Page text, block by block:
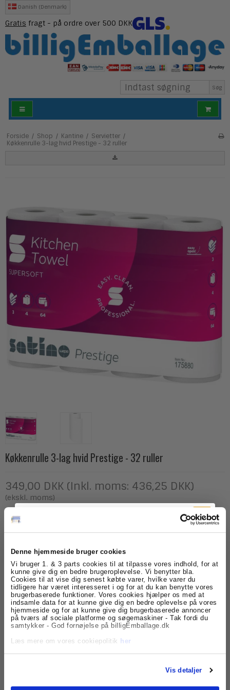
Denne hjemmeside bruger cookies
Vi bruger 1. & 3 parts cookies til at tilpasse vores indhold, for at
kunne give dig en bedre brugeroplevelse. Vi benytter bla.
Cookies til at vise dig senest købte varer, hvilke varer du
tidligere har været interesseret i og for at du kan benytte vores
brugerbaserede funktioner. Vores cookies hjælper os med at
indsamle data for at kunne give dig en bedre oplevelse på vores
hjemmeside og for at kunne give dig brugerbaserede annoncer
på tværs af sociale platforme og søgemaskiner - Tak fordi du
samtykker - God fornøjelse på billigEmballage.dk
Læs mere om vores cookiepolitik
her
Vis detaljer
Danish (Denmark)
Gratis fragt - på ordre over 500 DKK
Søg
Forside / Shop / Kantine / Servietter /
Køkkenrulle 3-lag hvid Prestige - 32 ruller
Køkkenrulle 3-lag hvid Prestige - 32 ruller
349,00 DKK (Inkl. moms: 436,25 DKK)
(ekskl. moms)
Model/Varenr.:
540241
Lagerstatus:
Varen er på lager.
pk. Køb
Beskrivelse Specifikationer
Køkkenruller i 3 lag fra Satino. Køb dine 3-lags
køkkenrulle fra serien Prestige her. De er produceret i
Tilmeld dig
nyhedsbrevet
Få skarpe tilbud, nyheder og eksklusive
kundefordele, direkte i din indbakke.